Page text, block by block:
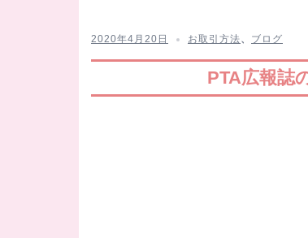
2020年4月20日 お取引方法、 ブログ
PTA広報誌